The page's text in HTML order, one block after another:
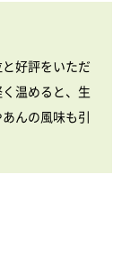
好評をいただ
温めると、生
んの風味も引